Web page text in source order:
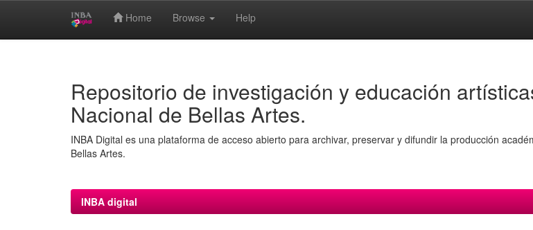
Home Browse Help
Repositorio de investigación y educación
Nacional de Bellas Artes.
INBA Digital es una plataforma de acceso abierto para archivar, preservar y difundir la producción
Bellas Artes.
INBA digital